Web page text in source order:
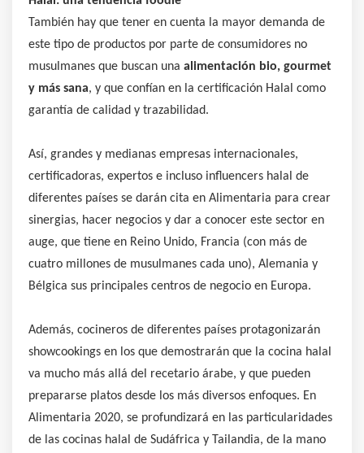
También hay que tener en cuenta la mayor demanda de
este tipo de productos por parte de consumidores no
musulmanes que buscan una alimentación bio, gourmet
y más sana, y que confían en la certificación Halal como
garantía de calidad y trazabilidad.
Así, grandes y medianas empresas internacionales,
certificadoras, expertos e incluso influencers halal de
diferentes países se darán cita en Alimentaria para crear
sinergias, hacer negocios y dar a conocer este sector en
auge, que tiene en Reino Unido, Francia (con más de
cuatro millones de musulmanes cada uno), Alemania y
Bélgica sus principales centros de negocio en Europa.
Además, cocineros de diferentes países protagonizarán
showcookings en los que demostrarán que la cocina halal
va mucho más allá del recetario árabe, y que pueden
prepararse platos desde los más diversos enfoques. En
Alimentaria 2020, se profundizará en las particularidades
de las cocinas halal de Sudáfrica y Tailandia, de la mano